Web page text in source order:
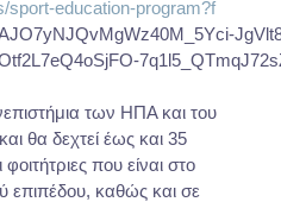
sport-education-program?f
των ΗΠΑ και του
θα δεχτεί έως και 35
που είναι στο
επιπέδου, καθώς και σε